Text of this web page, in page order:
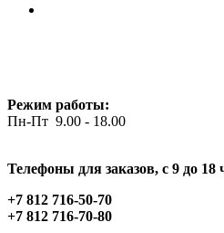
Режим работы:
Пн-Пт 9.00 - 18.00
Телефоны для заказов, c 9 до 18
+7 812 716-50-70
+7 812 716-70-80